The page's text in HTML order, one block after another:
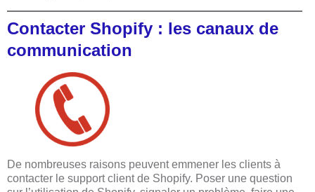
Contacter Shopify : les canaux de
communication
De nombreuses raisons peuvent emmener les clients à
contacter le support client de Shopify. Poser une question